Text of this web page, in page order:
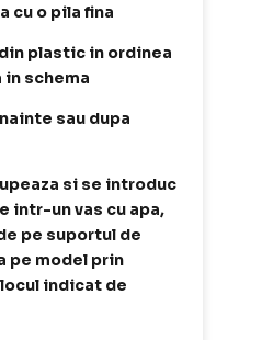
cu o pila fina
plastic in ordinea
schema
sau dupa
si se introduc
intr-un vas cu apa,
pe suportul de
pe model prin
indicat de